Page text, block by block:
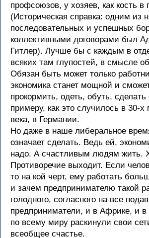
профсоюзов, у хозяев, как кость в
(Историческая справка: одним из
последовательных и успешных
коллективными договорами был
Гитлер). Лучше бы с каждым в
всяких там глупостей, в смысле
Обязан быть может только
экономика станет мощной и
прокормить, одеть, обуть,
примеру, как это случилось в 30-х
века, в Германии.
Но даже в наше либеральное
означает сделать. Ведь ей,
надо. А счастливым людям жить.
Противоречие выходит. Если
то на кой черт, ему работать
и зачем предпринимателю такой
голодного, согласного на все
предприниматели, и в Африке, и
по всему миру раскинули свои
всеобщее счастье.